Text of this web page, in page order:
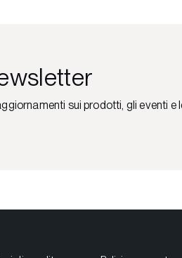
sui prodotti, gli eventi e